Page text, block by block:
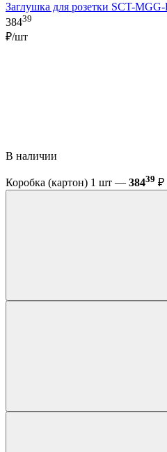
Заглушка для розетки SCT-
38439
₽/шт
В наличии
Коробка (картон) 1 шт — 38439 ₽